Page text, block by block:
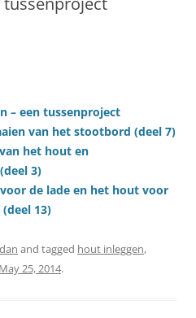
– een tussenproject
van het stootbord (deel 7)
het hout en
3)
de lade en het hout voor
13)
and tagged hout inleggen,
May 25, 2014.